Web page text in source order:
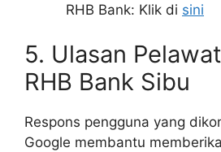
RHB Bank: Klik di sini
5. Ulasan
RHB Bank Sibu
Respons pengguna yang
Google membantu